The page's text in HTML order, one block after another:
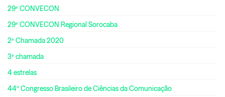
29ª CONVECON
29ª CONVECON Regional Sorocaba
2ª Chamada 2020
3ª chamada
4 estrelas
44º Congresso Brasileiro de Ciências da Comunicação